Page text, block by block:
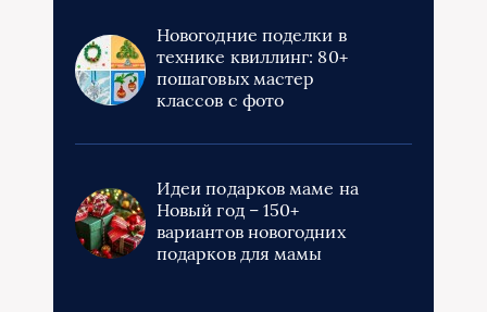
Новогодние поделки в
технике квиллинг: 80+
пошаговых мастер
классов с фото
Идеи подарков маме на
Новый год – 150+
вариантов новогодних
подарков для мамы